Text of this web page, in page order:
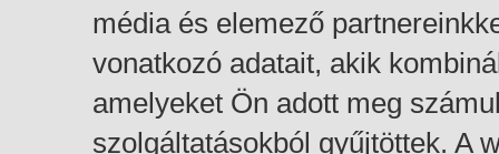
média és elemező
vonatkozó adatait, akik
amelyeket Ön adott meg
szolgáltatásokból gyűjtöttek. A